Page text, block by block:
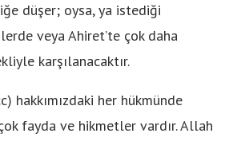
düşer; oysa, ya istediği
veya Ahiret’te çok daha
karşılanacaktır.
hakkımızdaki her hükmünde
fayda ve hikmetler vardır. Allah